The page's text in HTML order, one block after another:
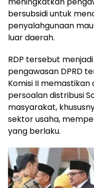
bersubsidi untuk
penyalahgunaan
luar daerah.
RDP tersebut
pengawasan DPRD
Komisi II
persoalan distribusi
masyarakat,
sektor usaha,
yang berlaku.